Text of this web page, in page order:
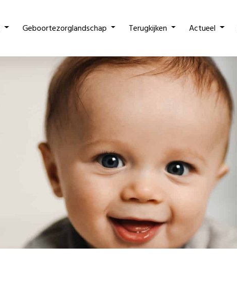
Geboortezorglandschap Terugkijken Actueel